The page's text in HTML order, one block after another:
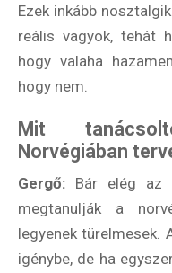
Ezek inkább
reális vagyok, tehát
hogy valaha
hogy nem.
Mit
Norvégiában
Gergő: Bár elég az
megtanulják a
legyenek türelmesek.
igénybe, de ha